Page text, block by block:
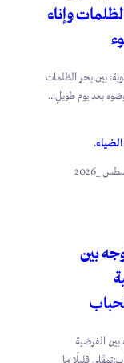
وإناء
بين بحر الظلمات
بعد يوم طويلٍ...
.
بين
بين الفرضية
قليلًا ما